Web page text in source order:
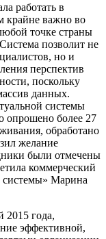
работать в
крайне важно во
точке страны
позволит не
но и
перспектив
поскольку
данных.
системы
опрошено более 27
обработано
желание
были отмечены
коммерческий
Марина
2015 года,
эффективной,